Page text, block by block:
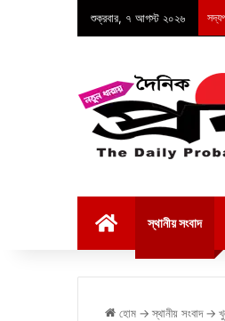
শুক্রবার, ৭ আগস্ট ২০২৬
স্থানীয় সংবাদ
হোম → স্থানীয় সংবাদ →